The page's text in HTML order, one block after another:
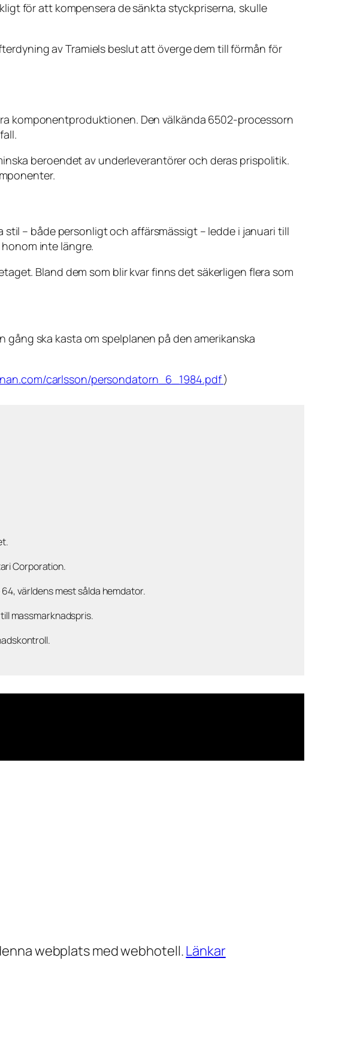
för att kompensera de sänkta styckpriserna, skulle
av Tramiels beslut att överge dem till förmån för
komponentproduktionen. Den välkända 6502-processorn
beroendet av underleverantörer och deras prispolitik.
– både personligt och affärsmässigt – ledde i januari till
inte längre.
Bland dem som blir kvar finns det säkerligen flera som
gång ska kasta om spelplanen på den amerikanska
carlsson/persondatorn_6_1984.pdf)
Corporation.
världens mest sålda hemdator.
massmarknadspris.
webplats med webhotell.Länkar